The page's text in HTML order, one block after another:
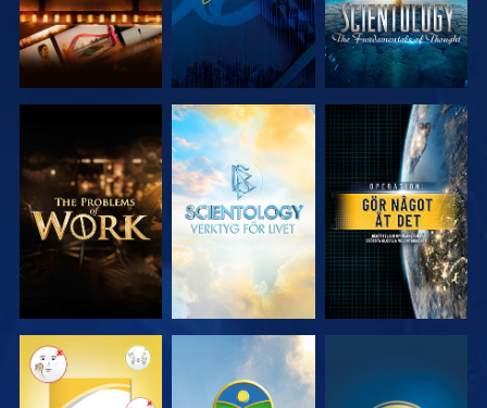
UTFORSKA
SERIEN
UTFORSKA
SERIEN
TITTA
TITTA TITTA TITTA